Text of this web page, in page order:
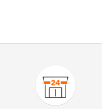
商品番号 900-1440-04
★★★★★
★★★★★